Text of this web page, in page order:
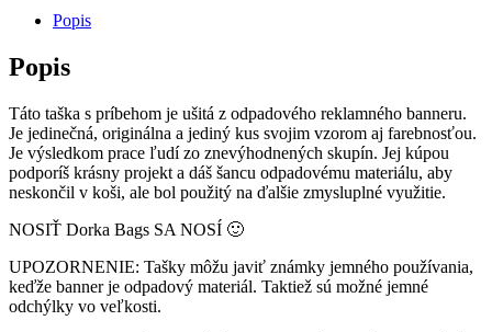
Popis
Popis
Táto taška s príbehom je ušitá z odpadového reklamného banneru.
Je jedinečná, originálna a jediný kus svojim vzorom aj farebnosťou.
Je výsledkom prace ľudí zo znevýhodnených skupín. Jej kúpou
podporíš krásny projekt a dáš šancu odpadovému materiálu, aby
neskončil v koši, ale bol použitý na ďalšie zmysluplné využitie.
NOSIŤ Dorka Bags SA NOSÍ 🙂
UPOZORNENIE: Tašky môžu javiť známky jemného používania,
keďže banner je odpadový materiál. Taktiež sú možné jemné
odchýlky vo veľkosti.